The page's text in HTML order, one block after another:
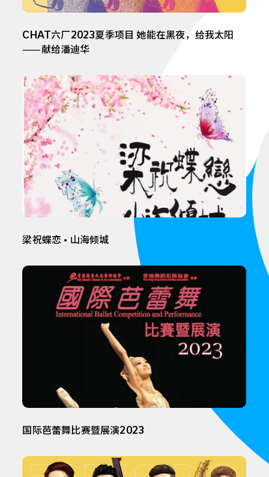
CHAT六厂2023夏季项目 她能在黑夜，给我太阳
⸺献给潘迪华
梁祝蝶恋 • 山海倾城
国际芭蕾舞比赛暨展演2023